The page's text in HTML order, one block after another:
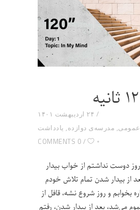
۲۴ اردیبهشت ۱۴۰۱
عمومی, مدرسه‌ی دوازده, یادداشت
0 COMMENTS
۰
دوست نداشتم از خواب بیدار
از بیدار شدن تمام تلاش خودم
بخوابم و روز شروع نشه، قافل از
می‌شد، بعد از بیدار شدن، رفتم